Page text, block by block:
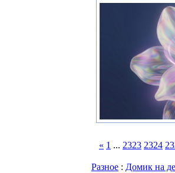
« 1 ... 2323 2324
Разное : Домик на